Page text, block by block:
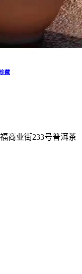
藏
商业街233号普洱茶